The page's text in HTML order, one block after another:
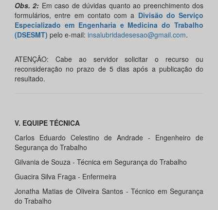
Obs. 2: Em caso de dúvidas quanto ao preenchimento dos
formulários, entre em contato com a Divisão do Serviço
Especializado em Engenharia e Medicina do Trabalho
(DSESMT) pelo e-mail: insalubridadesesao@gmail.com.
ATENÇÃO: Cabe ao servidor solicitar o recurso ou
reconsideração no prazo de 5 dias após a publicação do
resultado.
V. EQUIPE TÉCNICA
Carlos Eduardo Celestino de Andrade - Engenheiro de
Segurança do Trabalho
Gilvania de Souza - Técnica em Segurança do Trabalho
Guacira Silva Fraga - Enfermeira
Jonatha Matias de Oliveira Santos - Técnico em Segurança
do Trabalho